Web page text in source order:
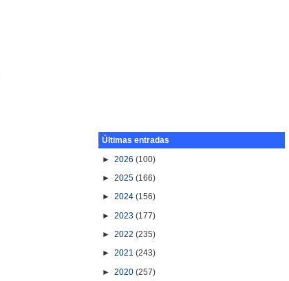
Últimas entradas
►2026(100)
►2025(166)
►2024(156)
►2023(177)
►2022(235)
►2021(243)
►2020(257)